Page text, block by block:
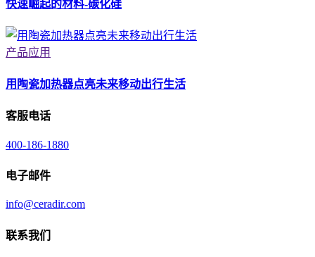
快速崛起的材料-碳化硅
产品应用
用陶瓷加热器点亮未来移动出行生活
客服电话
400-186-1880
电子邮件
info@ceradir.com
联系我们